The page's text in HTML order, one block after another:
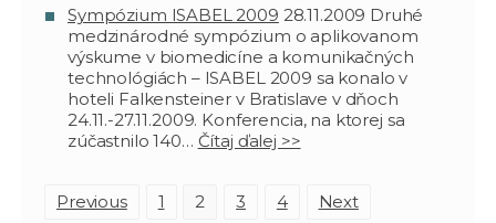
Sympózium ISABEL 2009 28.11.2009 Druhé
medzinárodné sympózium o aplikovanom
výskume v biomedicíne a komunikačných
technológiách – ISABEL 2009 sa konalo v
hoteli Falkensteiner v Bratislave v dňoch
24.11.-27.11.2009. Konferencia, na ktorej sa
zúčastnilo 140… Čítaj ďalej >>
NPrevious 1 2 3 4 Next